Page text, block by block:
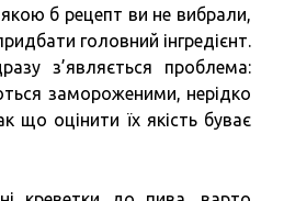
б рецепт ви не вибрали,
головний інгредієнт.
з’являється проблема:
замороженими, нерідко
що оцінити їх якість буває